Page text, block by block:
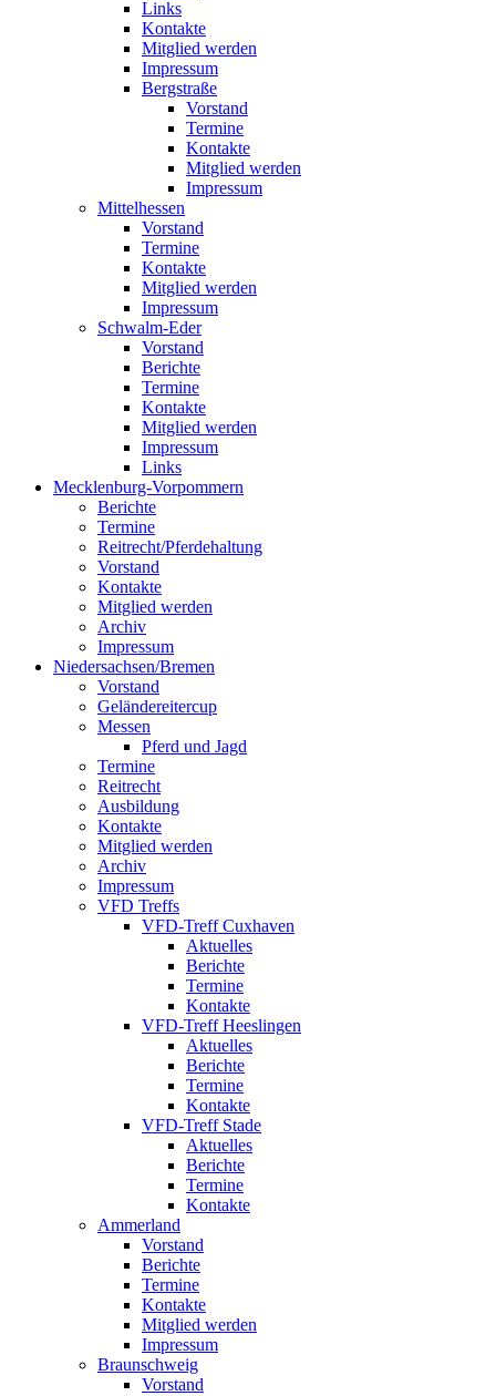
Links
Kontakte
Mitglied werden
Impressum
Bergstraße
Vorstand
Termine
Kontakte
Mitglied werden
Impressum
Mittelhessen
Vorstand
Termine
Kontakte
Mitglied werden
Impressum
Schwalm-Eder
Vorstand
Berichte
Termine
Kontakte
Mitglied werden
Impressum
Links
Mecklenburg-Vorpommern
Berichte
Termine
Reitrecht/Pferdehaltung
Vorstand
Kontakte
Mitglied werden
Archiv
Impressum
Niedersachsen/Bremen
Vorstand
Geländereitercup
Messen
Pferd und Jagd
Termine
Reitrecht
Ausbildung
Kontakte
Mitglied werden
Archiv
Impressum
VFD Treffs
VFD-Treff Cuxhaven
Aktuelles
Berichte
Termine
Kontakte
VFD-Treff Heeslingen
Aktuelles
Berichte
Termine
Kontakte
VFD-Treff Stade
Aktuelles
Berichte
Termine
Kontakte
Ammerland
Vorstand
Berichte
Termine
Kontakte
Mitglied werden
Impressum
Braunschweig
Vorstand